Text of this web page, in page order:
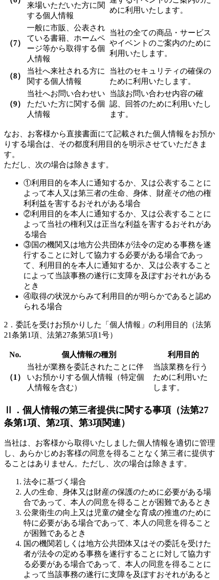
来場いただいた方に関
する個人情報
めに利用いたします。
（7）
一般に市販、公表され
ている書籍、ホームペ
ージ等から取得する個
人情報
当社の全ての商品・サービス
やイベントのご案内のために
利用いたします。
（8）
当社へ来社される方に
関する個人情報
当社のセキュリティの確保の
ために利用いたします。
（9）
当社へお問い合わせい
ただいた方に関する個
人情報
当該お問い合わせ内容の確
認、回答のために利用いたし
ます。
なお、お客様から直接書面にて記載された個人情報をお預か
りする場合は、その都度利用目的を明示させていただきま
す。
ただし、次の場合は除きます。
①利用目的を本人に通知するか、又は公表することに
よって本人又は第三者の生命、身体、財産その他の権
利利益を害するおそれがある場合
②利用目的を本人に通知するか、又は公表することに
よって当社の権利又は正当な利益を害するおそれがあ
る場合
③国の機関又は地方公共団体が法令の定める事務を遂
行することに対して協力する必要がある場合であっ
て、利用目的を本人に通知するか、又は公表すること
によって当該事務の遂行に支障を及ぼすおそれがある
とき
④取得の状況からみて利用目的が明らかであると認め
られる場合
2．委託を受けお預かりした「個人情報」の利用目的（法第
21条第1項、法第27条第5項1号）
No. 個人情報の種別 利用目的
（1）
当社が業務を委託されたことに伴
いお預かりする個人情報（特定個
人情報を含む）
当該業務を行う
ために利用いた
します。
Ⅱ．個人情報の第三者提供に関する事項（法第27
条第1項、第2項、第3項関連）
当社は、お客様から取得いたしました個人情報を適切に管理
し、あらかじめお客様の同意を得ることなく第三者に提供す
ることはありません。ただし、次の場合は除きます。
法令に基づく場合
人の生命、身体又は財産の保護のために必要がある場
合であって、本人の同意を得ることが困難であるとき
公衆衛生の向上又は児童の健全な育成の推進のために
特に必要がある場合であって、本人の同意を得ること
が困難であるとき
国の機関若しくは地方公共団体又はその委託を受けた
者が法令の定める事務を遂行することに対して協力す
る必要がある場合であって、本人の同意を得ることに
よって当該事務の遂行に支障を及ぼすおそれがあると